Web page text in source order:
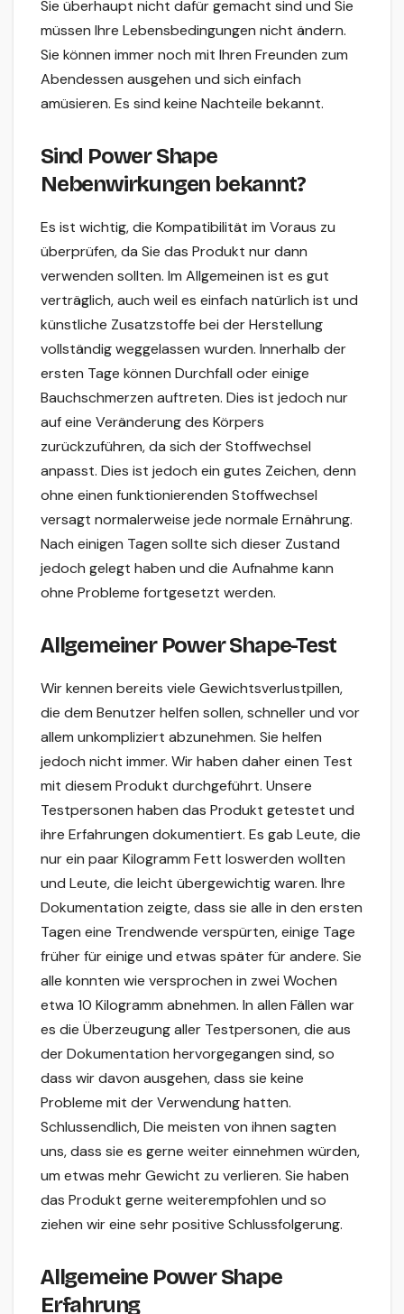
Sie überhaupt nicht dafür gemacht sind und Sie
müssen Ihre Lebensbedingungen nicht ändern.
Sie können immer noch mit Ihren Freunden zum
Abendessen ausgehen und sich einfach
amüsieren. Es sind keine Nachteile bekannt.
Sind Power Shape
Nebenwirkungen bekannt?
Es ist wichtig, die Kompatibilität im Voraus zu
überprüfen, da Sie das Produkt nur dann
verwenden sollten. Im Allgemeinen ist es gut
verträglich, auch weil es einfach natürlich ist und
künstliche Zusatzstoffe bei der Herstellung
vollständig weggelassen wurden. Innerhalb der
ersten Tage können Durchfall oder einige
Bauchschmerzen auftreten. Dies ist jedoch nur
auf eine Veränderung des Körpers
zurückzuführen, da sich der Stoffwechsel
anpasst. Dies ist jedoch ein gutes Zeichen, denn
ohne einen funktionierenden Stoffwechsel
versagt normalerweise jede normale Ernährung.
Nach einigen Tagen sollte sich dieser Zustand
jedoch gelegt haben und die Aufnahme kann
ohne Probleme fortgesetzt werden.
Allgemeiner Power Shape-Test
Wir kennen bereits viele Gewichtsverlustpillen,
die dem Benutzer helfen sollen, schneller und vor
allem unkompliziert abzunehmen. Sie helfen
jedoch nicht immer. Wir haben daher einen Test
mit diesem Produkt durchgeführt. Unsere
Testpersonen haben das Produkt getestet und
ihre Erfahrungen dokumentiert. Es gab Leute, die
nur ein paar Kilogramm Fett loswerden wollten
und Leute, die leicht übergewichtig waren. Ihre
Dokumentation zeigte, dass sie alle in den ersten
Tagen eine Trendwende verspürten, einige Tage
früher für einige und etwas später für andere. Sie
alle konnten wie versprochen in zwei Wochen
etwa 10 Kilogramm abnehmen. In allen Fällen war
es die Überzeugung aller Testpersonen, die aus
der Dokumentation hervorgegangen sind, so
dass wir davon ausgehen, dass sie keine
Probleme mit der Verwendung hatten.
Schlussendlich, Die meisten von ihnen sagten
uns, dass sie es gerne weiter einnehmen würden,
um etwas mehr Gewicht zu verlieren. Sie haben
das Produkt gerne weiterempfohlen und so
ziehen wir eine sehr positive Schlussfolgerung.
Allgemeine Power Shape
Erfahrung